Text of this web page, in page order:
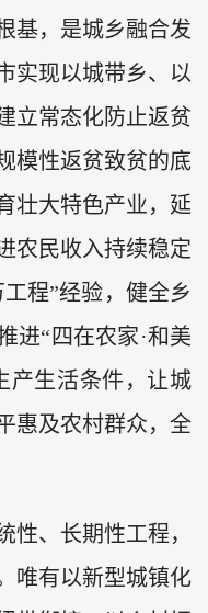
基，是城乡融合发
实现以城带乡、以
立常态化防止返贫
模性返贫致贫的底
壮大特色产业，延
农民收入持续稳定
程”经验，健全乡
进“四在农家·和美
产生活条件，让城
惠及农村群众，全
性、长期性工程，
唯有以新型城镇化